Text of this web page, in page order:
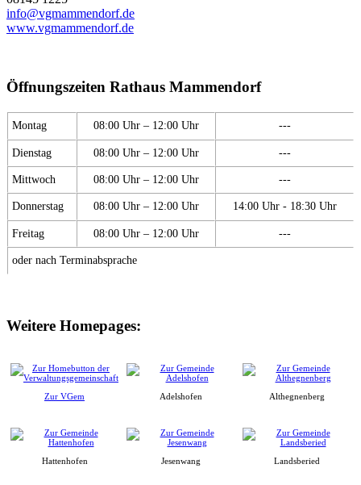
info@vgmammendorf.de
www.vgmammendorf.de
Öffnungszeiten Rathaus Mammendorf
Montag 08:00 Uhr – 12:00 Uhr ---
Dienstag 08:00 Uhr – 12:00 Uhr ---
Mittwoch 08:00 Uhr – 12:00 Uhr ---
Donnerstag 08:00 Uhr – 12:00 Uhr 14:00 Uhr - 18:30 Uhr
Freitag 08:00 Uhr – 12:00 Uhr ---
oder nach Terminabsprache
Weitere Homepages:
Zur VGem Adelshofen Althegnenberg
Hattenhofen Jesenwang Landsberied